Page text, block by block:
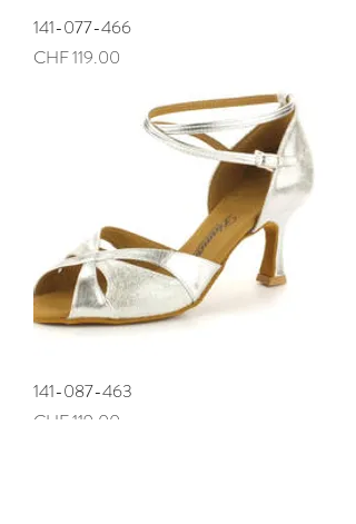
141-077-466
Preis
CHF 119.00
141-087-463
Preis
CHF 119.00